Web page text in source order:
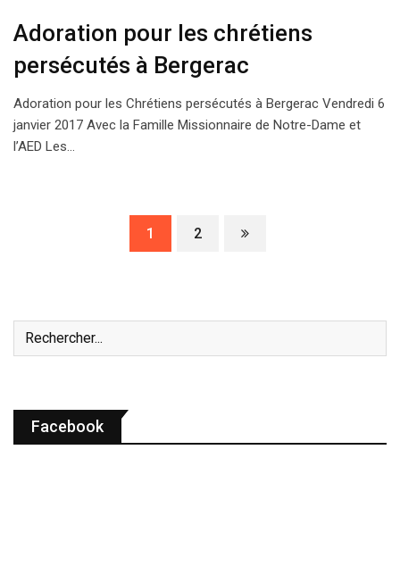
Adoration pour les chrétiens
persécutés à Bergerac
Adoration pour les Chrétiens persécutés à Bergerac Vendredi 6
janvier 2017 Avec la Famille Missionnaire de Notre-Dame et
l’AED Les…
1 2
Facebook